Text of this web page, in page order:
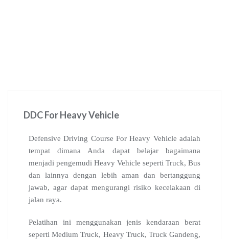
DDC For Heavy Vehicle
Defensive Driving Course For Heavy Vehicle adalah
tempat dimana Anda dapat belajar bagaimana
menjadi pengemudi Heavy Vehicle seperti Truck, Bus
dan lainnya dengan lebih aman dan bertanggung
jawab, agar dapat mengurangi risiko kecelakaan di
jalan raya.
Pelatihan ini menggunakan jenis kendaraan berat
seperti Medium Truck, Heavy Truck, Truck Gandeng,